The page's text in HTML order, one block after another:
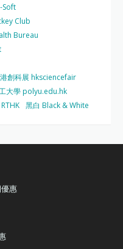
Soft
Club
Bureau
創科展 hksciencefair
大學 polyu.edu.hk
黑白 Black & White
惠